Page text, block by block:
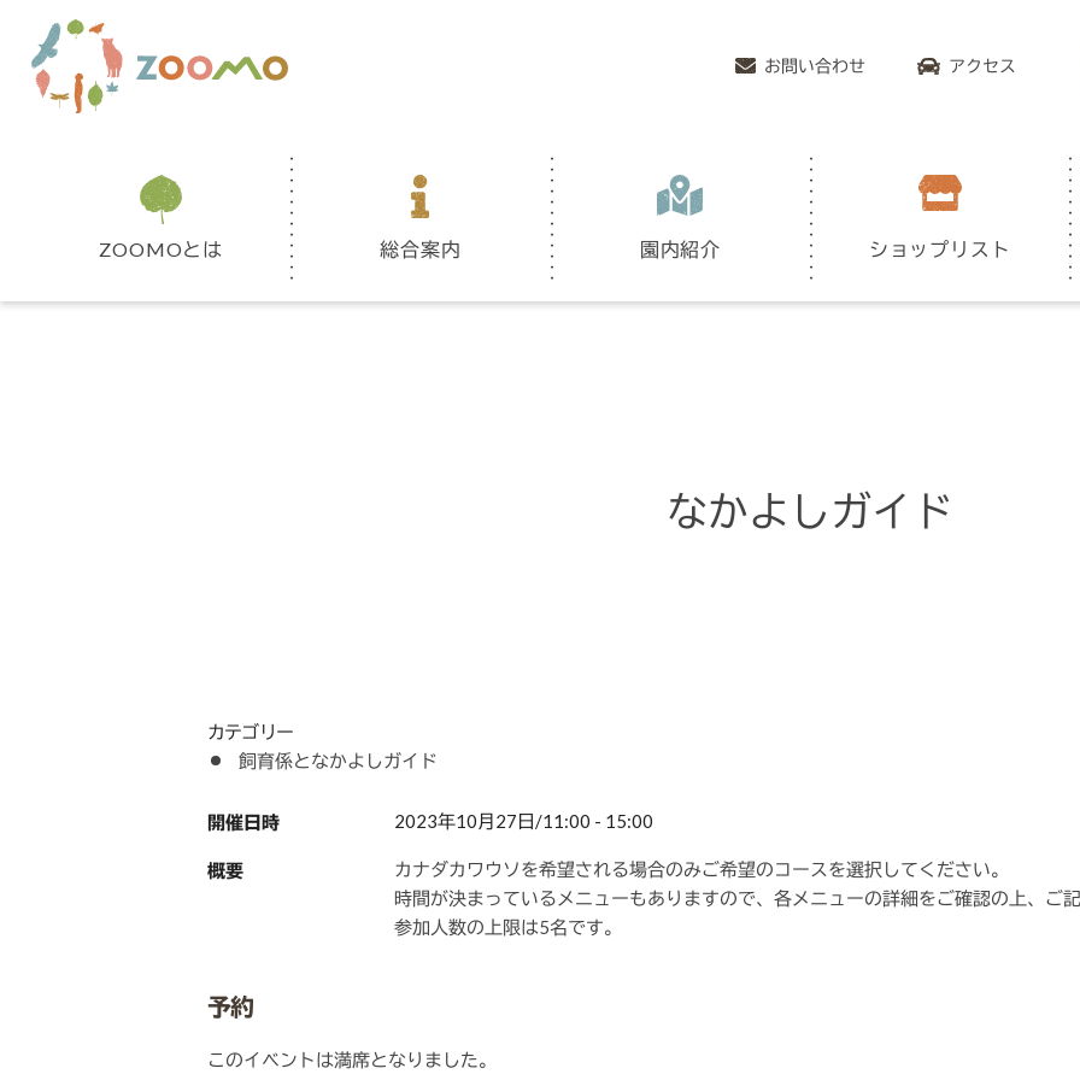
お問い合わせ アクセス
ZOOMOとは 総合案内 園内紹介 ショップリスト
なかよしガイド
カテゴリー
飼育係となかよしガイド
開催日時 2023年10月27日/11:00 - 15:00
概要
カナダカワウソを希望される場合のみご希望のコースを選択してください。
時間が決まっているメニューもありますので、各メニューの詳細をご確認の上、ご記
参加人数の上限は5名です。
予約
このイベントは満席となりました。